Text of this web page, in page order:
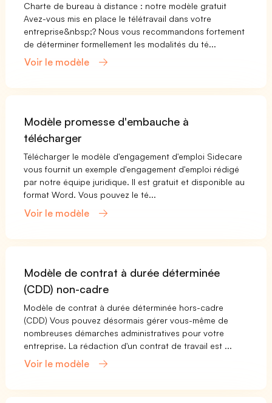
Charte de bureau à distance : notre modèle gratuit
Avez-vous mis en place le télétravail dans votre
entreprise&nbsp;? Nous vous recommandons fortement
de déterminer formellement les modalités du té...
Voir le modèle
Modèle promesse d'embauche à
télécharger
Télécharger le modèle d'engagement d'emploi Sidecare
vous fournit un exemple d'engagement d'emploi rédigé
par notre équipe juridique. Il est gratuit et disponible au
format Word. Vous pouvez le té...
Voir le modèle
Modèle de contrat à durée déterminée
(CDD) non-cadre
Modèle de contrat à durée déterminée hors-cadre
(CDD) Vous pouvez désormais gérer vous-même de
nombreuses démarches administratives pour votre
entreprise. La rédaction d'un contrat de travail est ...
Voir le modèle